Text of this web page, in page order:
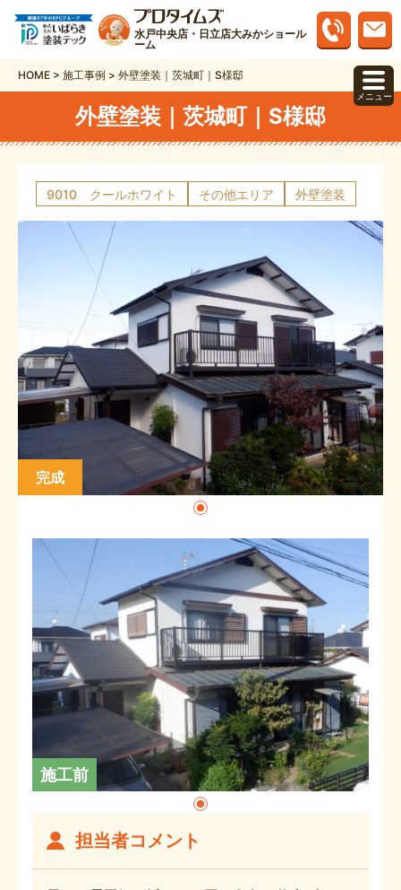
水戸中央店・日立店大みかショール
ーム
HOME > 施工事例 > 外壁塗装｜茨城町｜S様邸
外壁塗装｜茨城町｜S様邸
9010 クールホワイト その他エリア 外壁塗装
完成
施工前
担当者コメント
メニュー